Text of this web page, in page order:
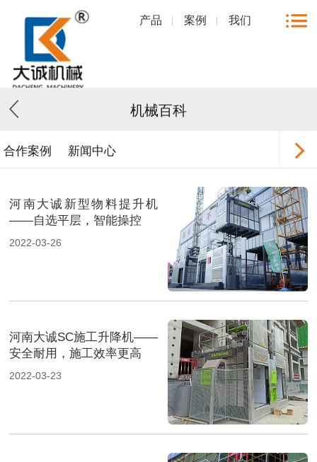
产品 案例 我们
机械百科
合作案例 新闻中心
河南大诚新型物料提升机
——自选平层，智能操控
2022-03-26
河南大诚SC施工升降机——
安全耐用，施工效率更高
2022-03-23